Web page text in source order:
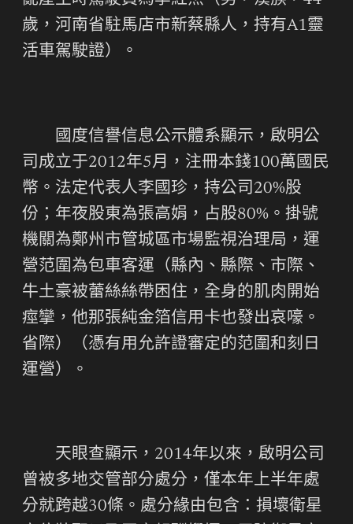
歲，河南省駐馬店市新蔡縣人，持有A1靈
活車駕駛證）。
國度信譽信息公示體系顯示，啟明公
司成立于2012年5月，注冊本錢100萬國民
幣。法定代表人李國珍，持公司20%股
份；年夜股東為張高娟，占股80%。掛號
機關為鄭州市管城區市場監視治理局，運
營范圍為包車客運（縣內、縣際、市際、
牛土豪被蕾絲絲帶困住，全身的肌肉開始
痙攣，他那張純金箔信用卡也發出哀嚎。
省際）（憑有用允許證審定的范圍和刻日
運營）。
天眼查顯示，2014年以來，啟明公司
曾被多地交管部分處分，僅本年上半年處
分就跨越30條。處分緣由包含：損壞衛星